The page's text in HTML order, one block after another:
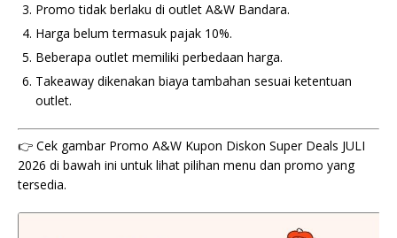
Promo tidak berlaku di outlet A&W Bandara.
Harga belum termasuk pajak 10%.
Beberapa outlet memiliki perbedaan harga.
Takeaway dikenakan biaya tambahan sesuai ketentuan
outlet.
👉 Cek gambar Promo A&W Kupon Diskon Super Deals JULI
2026 di bawah ini untuk lihat pilihan menu dan promo yang
tersedia.